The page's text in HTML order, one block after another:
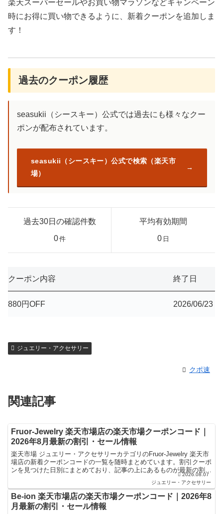
楽天スーパーセールやお買い物マラソンなどキャンペーン
時にお得に買い物できるように、新着クーポンを追加しま
す！
過去のクーポン履歴
seasukii（シースキー）公式では過去にも様々なクー
ポンが配布されています。
seasukii（シースキー）公式で検索（楽天市
場）
過去30日の確認件数
0件
平均有効期間
0 日
クーポン内容 終了日
880円OFF 2026/06/23
ジュエリー・アクセサリー
クポ速
関連記事
Fruor-Jewelry 楽天市場店の楽天市場クーポンコード｜
2026年8月最新の割引・セール情報
楽天市場 ジュエリー・アクセサリーカテゴリのFruor-Jewelry 楽天市
場店の新着クーポンコードの一覧を随時まとめています。割引クーポ
ンを見つけた日別にまとめており、記事の上にあるものが最新の割引
2026.08.07
ジュエリー・アクセサリー
Be-ion 楽天市場店の楽天市場クーポンコード｜2026年8
月最新の割引・セール情報